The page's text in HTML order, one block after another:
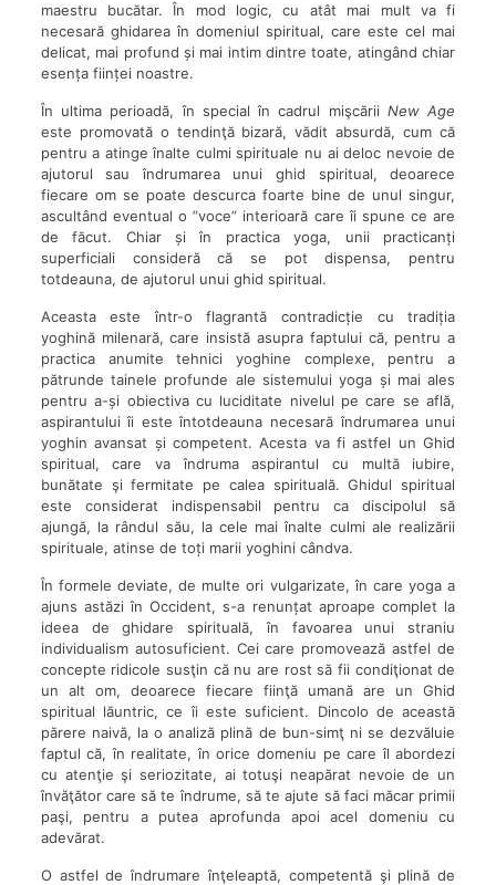
maestru bucătar. În mod logic, cu atât mai mult va fi
necesară ghidarea în domeniul spiritual, care este cel mai
delicat, mai profund și mai intim dintre toate, atingând chiar
esența ființei noastre.
În ultima perioadă, în special în cadrul mişcării New Age
este promovată o tendinţă bizară, vădit absurdă, cum că
pentru a atinge înalte culmi spirituale nu ai deloc nevoie de
ajutorul sau îndrumarea unui ghid spiritual, deoarece
fiecare om se poate descurca foarte bine de unul singur,
ascultând eventual o ”voce” interioară care îi spune ce are
de făcut. Chiar și în practica yoga, unii practicanți
superficiali consideră că se pot dispensa, pentru
totdeauna, de ajutorul unui ghid spiritual.
Aceasta este într-o flagrantă contradicție cu tradiția
yoghină milenară, care insistă asupra faptului că, pentru a
practica anumite tehnici yoghine complexe, pentru a
pătrunde tainele profunde ale sistemului yoga și mai ales
pentru a-și obiectiva cu luciditate nivelul pe care se află,
aspirantului îi este întotdeauna necesară îndrumarea unui
yoghin avansat și competent. Acesta va fi astfel un Ghid
spiritual, care va îndruma aspirantul cu multă iubire,
bunătate şi fermitate pe calea spirituală. Ghidul spiritual
este considerat indispensabil pentru ca discipolul să
ajungă, la rândul său, la cele mai înalte culmi ale realizării
spirituale, atinse de toți marii yoghini cândva.
În formele deviate, de multe ori vulgarizate, în care yoga a
ajuns astăzi în Occident, s-a renunțat aproape complet la
ideea de ghidare spirituală, în favoarea unui straniu
individualism autosuficient. Cei care promovează astfel de
concepte ridicole susţin că nu are rost să fii condiţionat de
un alt om, deoarece fiecare fiinţă umană are un Ghid
spiritual lăuntric, ce îi este suficient. Dincolo de această
părere naivă, la o analiză plină de bun-simţ ni se dezvăluie
faptul că, în realitate, în orice domeniu pe care îl abordezi
cu atenţie şi seriozitate, ai totuşi neapărat nevoie de un
învăţător care să te îndrume, să te ajute să faci măcar primii
paşi, pentru a putea aprofunda apoi acel domeniu cu
adevărat.
O astfel de îndrumare înţeleaptă, competentă şi plină de